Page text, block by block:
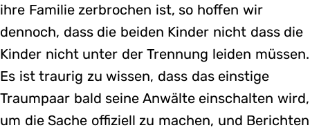
ihre Familie zerbrochen ist, so hoffen wir
dennoch, dass die beiden Kinder nicht dass die
Kinder nicht unter der Trennung leiden müssen.
Es ist traurig zu wissen, dass das einstige
Traumpaar bald seine Anwälte einschalten wird,
um die Sache offiziell zu machen, und Berichten